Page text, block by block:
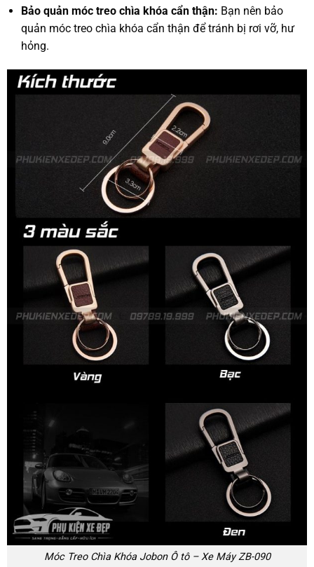
Bảo quản móc treo chìa khóa cẩn thận: Bạn nên bảo
quản móc treo chìa khóa cẩn thận để tránh bị rơi vỡ, hư
hỏng.
Móc Treo Chìa Khóa Jobon Ô tô – Xe Máy ZB-090